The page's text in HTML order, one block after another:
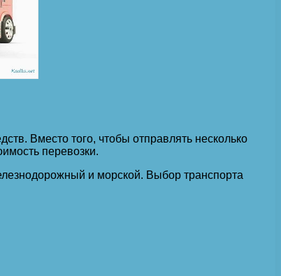
Вместо того, чтобы отправлять несколько
перевозки.
и морской. Выбор транспорта